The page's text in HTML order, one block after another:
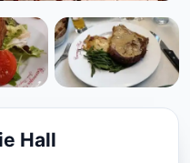
Lyon
Hall